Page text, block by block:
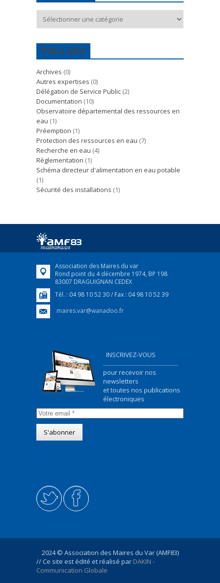
POLE EAU
Archives (0)
Autres expertises (0)
Délégation de Service Public (2)
Documentation (10)
Observatoire départemental des ressources en
eau (1)
Préemption (1)
Protection des ressources en eau (7)
Recherche en eau (4)
Règlementation (1)
Schéma directeur d'alimentation en eau potable
(1)
Sécurité des installations (1)
Association des Maires du var
Rond point du 4 décembre 1974, BP 198
83007 DRAGUIGNAN CEDEX
Tél. : 04 98 10 52 30 / Fax : 04 98 10 52 39
maires.var@wanadoo.fr
INSCRIVEZ-VOUS
...................................................
pour recevoir nos
newsletters
et toutes nos publications
électroniques
2024 © Association des Maires du Var (AMF83)
// Ce site est édité et réalisé par DAKIN -
Communication Globale